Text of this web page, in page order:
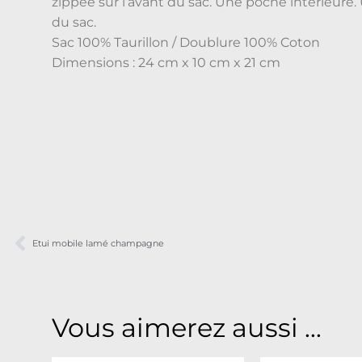
du sac.
Sac 100% Taurillon / Doublure 100% Coton
Dimensions : 24 cm x 10 cm x 21 cm
Etui mobile lamé champagne
Vous aimerez aussi ...